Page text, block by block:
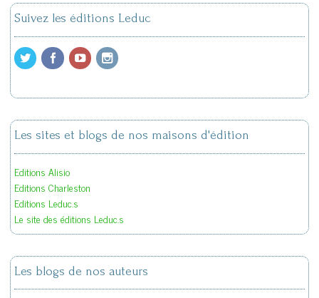
Suivez les éditions Leduc
Les sites et blogs de nos maisons d'édition
Editions Alisio
Editions Charleston
Editions Leduc.s
Le site des éditions Leduc.s
Les blogs de nos auteurs